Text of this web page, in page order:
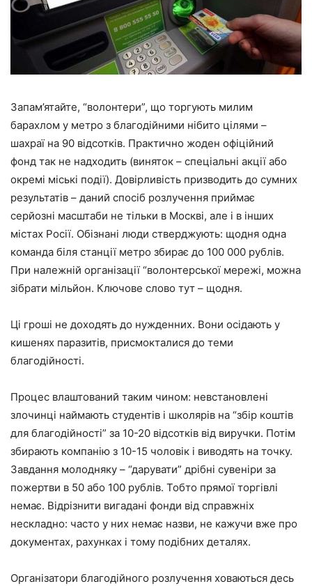
Запам’ятайте, “волонтери”, що торгують милим
барахлом у метро з благодійними нібито цілями –
шахраї на 90 відсотків. Практично жоден офіційний
фонд так не надходить (виняток – спеціальні акції або
окремі міські події). Довірливість призводить до сумних
результатів – даний спосіб розлучення приймає
серйозні масштаби не тільки в Москві, але і в інших
містах Росії. Обізнані люди стверджують: щодня одна
команда біля станції метро збирає до 100 000 рублів.
При належній організації “волонтерської мережі, можна
зібрати мільйон. Ключове слово тут – щодня.
Ці гроші не доходять до нужденних. Вони осідають у
кишенях паразитів, присмокталися до теми
благодійності.
Процес влаштований таким чином: невстановлені
злочинці наймають студентів і школярів на “збір коштів
для благодійності” за 10-20 відсотків від виручки. Потім
збирають компанію з 10-15 чоловік і виводять на точку.
Завдання молодняку – “дарувати” дрібні сувеніри за
пожертви в 50 або 100 рублів. Тобто прямої торгівлі
немає. Відрізнити вигадані фонди від справжніх
нескладно: часто у них немає назви, не кажучи вже про
документах, рахунках і тому подібних деталях.
Організатори благодійного розлучення ховаються десь